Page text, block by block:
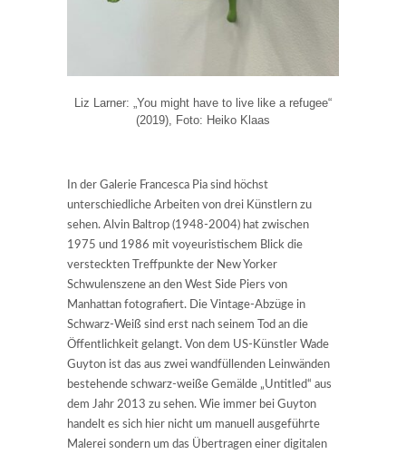
Liz Larner: „You might have to live like a refugee“
(2019), Foto: Heiko Klaas
In der Galerie Francesca Pia sind höchst
unterschiedliche Arbeiten von drei Künstlern zu
sehen. Alvin Baltrop (1948-2004) hat zwischen
1975 und 1986 mit voyeuristischem Blick die
versteckten Treffpunkte der New Yorker
Schwulenszene an den West Side Piers von
Manhattan fotografiert. Die Vintage-Abzüge in
Schwarz-Weiß sind erst nach seinem Tod an die
Öffentlichkeit gelangt. Von dem US-Künstler Wade
Guyton ist das aus zwei wandfüllenden Leinwänden
bestehende schwarz-weiße Gemälde „Untitled“ aus
dem Jahr 2013 zu sehen. Wie immer bei Guyton
handelt es sich hier nicht um manuell ausgeführte
Malerei sondern um das Übertragen einer digitalen